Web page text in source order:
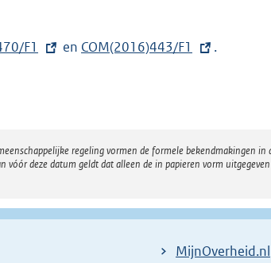
F1 en E
n
e
i
COM(2016)443/F1 .
regeling vormen de formele bekendmakingen in
deze datum geldt dat alleen de in papieren vorm
MijnOverheid.nl